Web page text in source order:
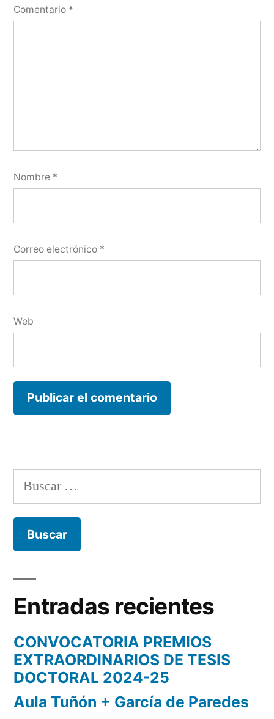
Comentario *
Nombre *
Correo electrónico *
Web
Buscar:
Entradas recientes
CONVOCATORIA PREMIOS
EXTRAORDINARIOS DE TESIS
DOCTORAL 2024-25
Aula Tuñón + García de Paredes